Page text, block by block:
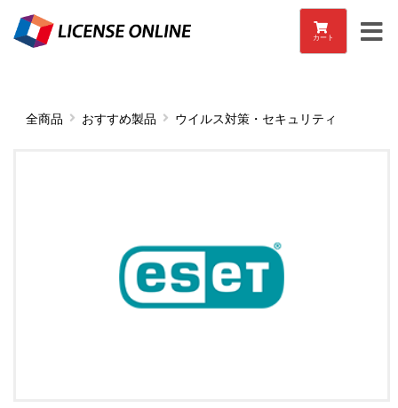
カート
全商品 おすすめ製品 ウイルス対策・セキュリティ